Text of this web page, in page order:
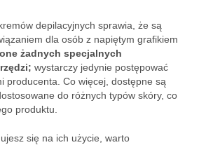
depilacyjnych sprawia, że są
dla osób z napiętym grafikiem
żadnych specjalnych
wystarczy jedynie postępować
producenta. Co więcej, dostępne są
do różnych typów skóry, co
produktu.
się na ich użycie, warto